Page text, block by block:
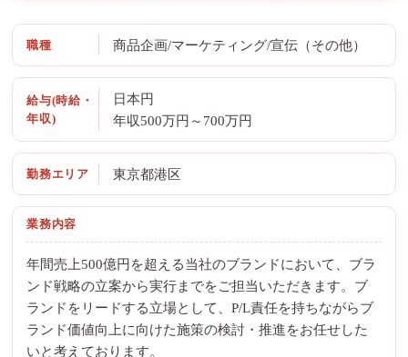
職種 商品企画/マーケティング/宣伝（その他）
給与(時給・
年収)
日本円
年収500万円～700万円
勤務エリア 東京都港区
業務内容
年間売上500億円を超える当社のブランドにおいて、ブラ
ンド戦略の立案から実行までをご担当いただきます。ブ
ランドをリードする立場として、P/L責任を持ちながらブ
ランド価値向上に向けた施策の検討・推進をお任せした
いと考えております。